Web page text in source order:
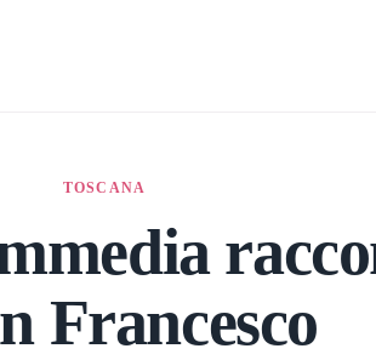
TOSCANA
Francesco